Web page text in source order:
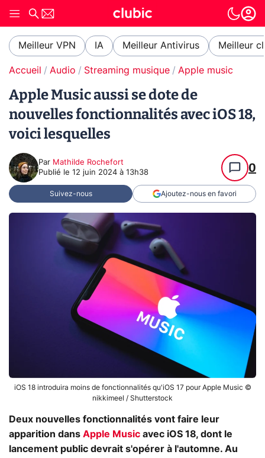
Meilleur VPN IA Meilleur Antivirus Meilleur
Accueil Audio Streaming musique Apple music
Apple Music aussi se dote de
nouvelles fonctionnalités avec iOS 18,
voici lesquelles
Par Mathilde Rochefort
Publié le 12 juin 2024 à 13h38 0
Suivez-nous Ajoutez-nous en favori
iOS 18 introduira moins de fonctionnalités qu'iOS 17 pour Apple Music ©
nikkimeel / Shutterstock
Deux nouvelles fonctionnalités vont faire leur
apparition dans Apple Music avec iOS 18, dont le
lancement public devrait s'opérer à l'automne. Au